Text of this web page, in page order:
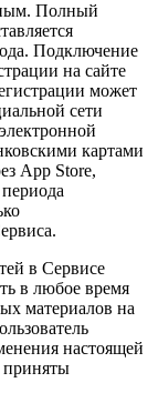
Полный
Подключение
на сайте
может
сети
картами
App Store,
в Сервисе
в любое время
материалов на
настоящей
приняты